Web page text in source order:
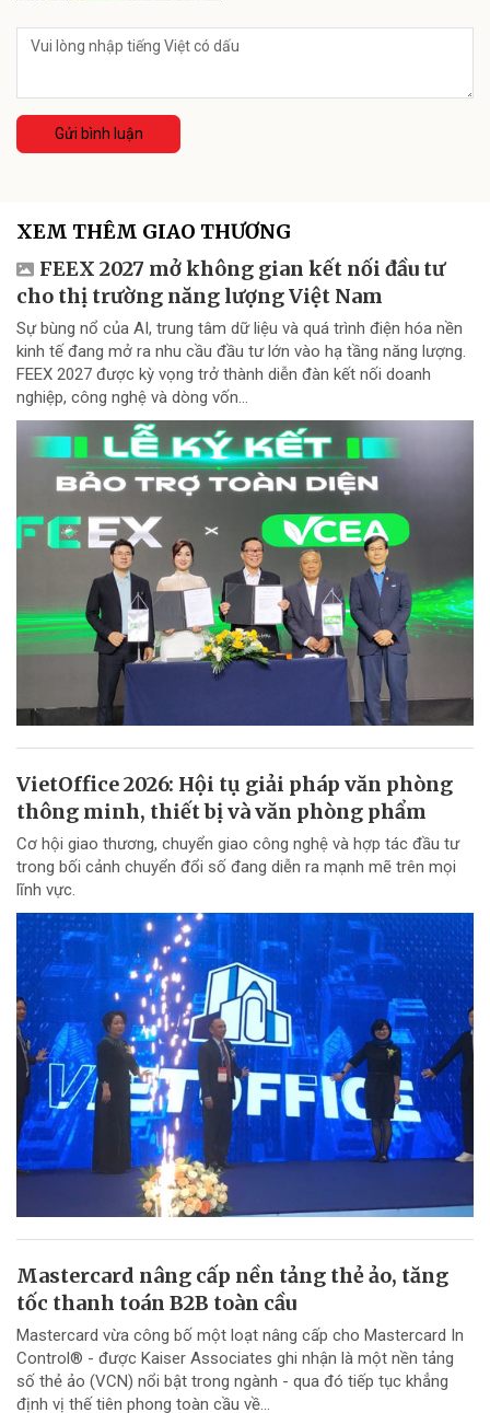
Gửi bình luận
XEM THÊM GIAO THƯƠNG
FEEX 2027 mở không gian kết nối đầu tư
cho thị trường năng lượng Việt Nam
Sự bùng nổ của AI, trung tâm dữ liệu và quá trình điện hóa nền
kinh tế đang mở ra nhu cầu đầu tư lớn vào hạ tầng năng lượng.
FEEX 2027 được kỳ vọng trở thành diễn đàn kết nối doanh
nghiệp, công nghệ và dòng vốn...
VietOffice 2026: Hội tụ giải pháp văn phòng
thông minh, thiết bị và văn phòng phẩm
Cơ hội giao thương, chuyển giao công nghệ và hợp tác đầu tư
trong bối cảnh chuyển đổi số đang diễn ra mạnh mẽ trên mọi
lĩnh vực.
Mastercard nâng cấp nền tảng thẻ ảo, tăng
tốc thanh toán B2B toàn cầu
Mastercard vừa công bố một loạt nâng cấp cho Mastercard In
Control® - được Kaiser Associates ghi nhận là một nền tảng
số thẻ ảo (VCN) nổi bật trong ngành - qua đó tiếp tục khẳng
định vị thế tiên phong toàn cầu về...